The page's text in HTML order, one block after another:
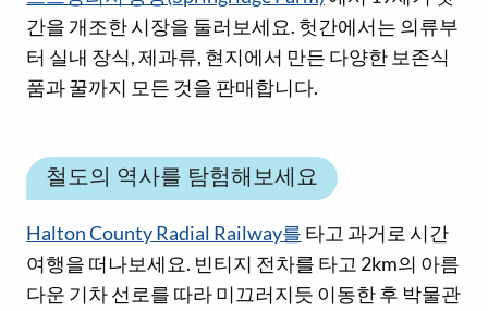
간을 개조한 시장을 둘러보세요. 헛간에서는 의류부
터 실내 장식, 제과류, 현지에서 만든 다양한 보존식
품과 꿀까지 모든 것을 판매합니다.
철도의 역사를 탐험해보세요
Halton County Radial Railway를 타고 과거로 시간
여행을 떠나보세요. 빈티지 전차를 타고 2km의 아름
다운 기차 선로를 따라 미끄러지듯 이동한 후 박물관